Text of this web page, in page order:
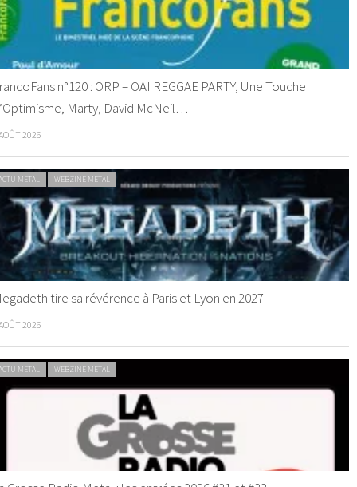
n°120 : ORP – OAI REGGAE PARTY, Une Touche
Marty, David McNeil…
2026
METAL WEBZINE METAL
tire sa révérence à Paris et Lyon en 2027
2026
METAL WEBZINE METAL